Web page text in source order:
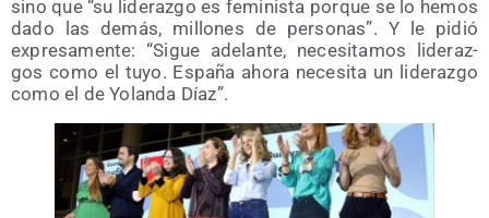
sino que “su lide­raz­go es femi­nis­ta por­que se lo hemos
dado las demás, millo­nes de per­so­nas”. Y le pidió
expre­sa­men­te: “Sigue ade­lan­te, nece­si­ta­mos lide­raz­
gos como el tuyo. Espa­ña aho­ra nece­si­ta un lide­raz­go
como el de Yolan­da Díaz”.